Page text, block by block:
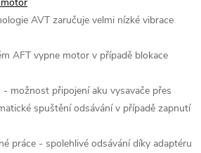
AVT zaručuje velmi nízké vibrace
AFT vypne motor v případě blokace
možnost připojení aku vysavače přes
spuštění odsávání v případě zapnutí
práce - spolehlivé odsávání díky adaptéru